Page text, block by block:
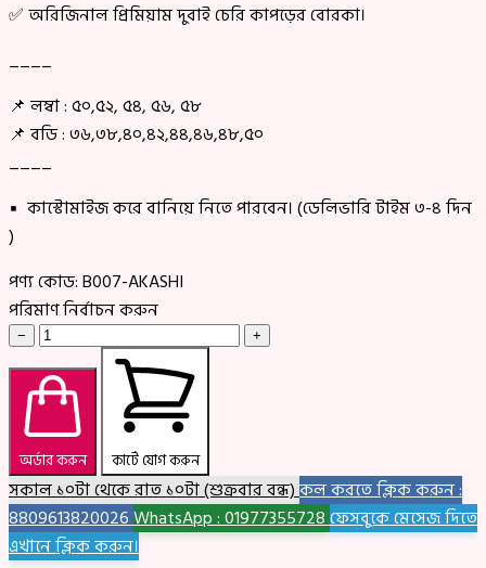
✅ অরিজিনাল প্রিমিয়াম দুবাই চেরি কাপড়ের বোরকা।
____
📌 লম্বা : ৫০,৫২, ৫৪, ৫৬, ৫৮
📌 বডি : ৩৬,৩৮,৪০,৪২,৪৪,৪৬,৪৮,৫০
____
▪ কাস্টোমাইজ করে বানিয়ে নিতে পারবেন। (ডেলিভারি টাইম ৩-৪ দিন
)
পণ্য কোড:B007-AKASHI
পরিমাণ নির্বাচন করুন
− +
অর্ডার করুন কার্টে যোগ করুন
সকাল ১০টা থেকে রাত ১০টা (শুক্রবার বন্ধ)কল করতে ক্লিক করুন :
8809613820026WhatsApp : 01977355728ফেসবুকে মেসেজ দিতে
এখানে ক্লিক করুন।